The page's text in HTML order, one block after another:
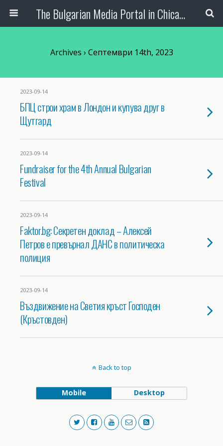
The Bulgarian Media Portal in Chicago
Archives › Септември 14th, 2023
2023-09-14
БПЦ строи храм в Лондон и купува друг в
Щутгард
2023-09-14
Fundraiser for the 4th Annual Bulgarian
Festival
2023-09-14
Faktor.bg: Секретен доклад – Алексей
Петров е превърнал ДАНС в политическа
полиция
2023-09-14
Въздвижение на Светия кръст Господен
(Кръстовден)
Back to top
Mobile Desktop